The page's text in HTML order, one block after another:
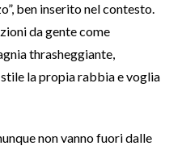
ben inserito nel contesto.
da gente come
thrasheggiante,
la propia rabbia e voglia
non vanno fuori dalle